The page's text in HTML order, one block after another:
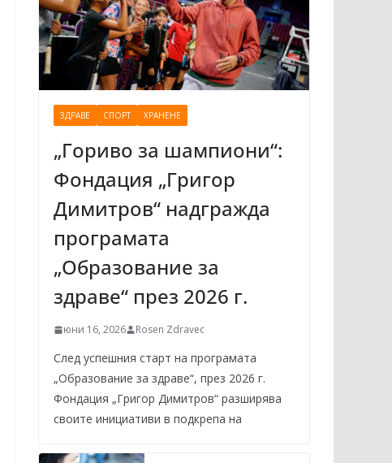
ЗДРАВЕ СПОРТ ХРАНЕНЕ
„Гориво за шампиони“:
Фондация „Григор
Димитров“ надгражда
програмата
„Образование за
здраве“ през 2026 г.
юни 16, 2026 Rosen Zdravec
След успешния старт на програмата
„Образование за здраве“, през 2026 г.
Фондация „Григор Димитров“ разширява
своите инициативи в подкрепа на